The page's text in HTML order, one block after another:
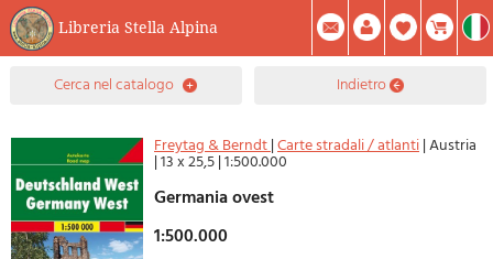
Libreria Stella Alpina
0 Prodotto(i) Attualmente Nel Carrello Riepilogo
Facebook
Registrati Mod. Password
cerca nel catalogo indietro
Freytag & Berndt|Carte stradali / atlanti|Austria
|13 x 25,5|1:500.000
Germania ovest
1:500.000